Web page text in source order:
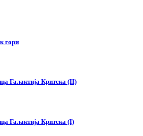
гори
Галактија Критска (II)
Галактија Критска (I)